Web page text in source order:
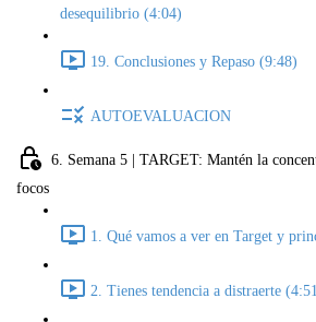
desequilibrio (4:04)
19. Conclusiones y Repaso (9:48)
AUTOEVALUACION
6. Semana 5 | TARGET: Mantén la
focos
1. Qué vamos a ver en Target y
2. Tienes tendencia a distraerte